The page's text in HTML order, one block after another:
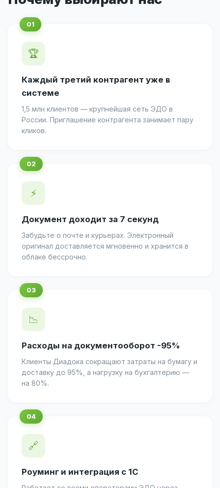
🏆
Каждый третий контрагент уже в
системе
1,5 млн клиентов — крупнейшая сеть ЭДО в
России. Приглашение контрагента занимает пару
кликов.
⚡
Документ доходит за 7 секунд
Забудьте о почте и курьерах. Электронный
оригинал доставляется мгновенно и хранится в
облаке бессрочно.
📉
Расходы на документооборот -95%
Клиенты Диадока сокращают затраты на бумагу и
доставку до 95%, а нагрузку на бухгалтерию —
на 80%.
🔗
Роуминг и интеграция с 1С